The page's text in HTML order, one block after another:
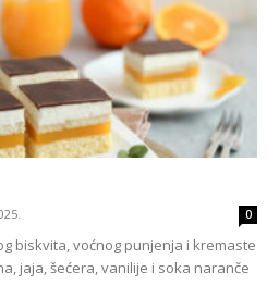
0
biskvita, voćnog punjenja i kremaste
jaja, šećera, vanilije i soka naranče